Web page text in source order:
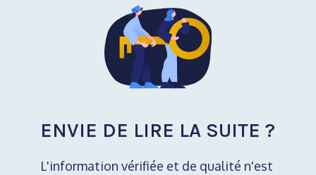
ENVIE DE LIRE LA SUITE ?
L'information vérifiée et de qualité n'est